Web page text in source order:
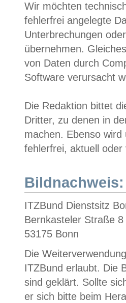
Wir möchten
fehlerfrei angelegte
Unterbrechungen
übernehmen.
von Daten durch
Software verursacht
Die Redaktion bittet
Dritter, zu denen in
machen. Ebenso
fehlerfrei, aktuell oder
Bildnachweis:
ITZBund Dienstsitz
Bernkasteler Straße 8
53175 Bonn
Die
ITZBund erlaubt. Die
sind geklärt. Sollte
er sich bitte beim